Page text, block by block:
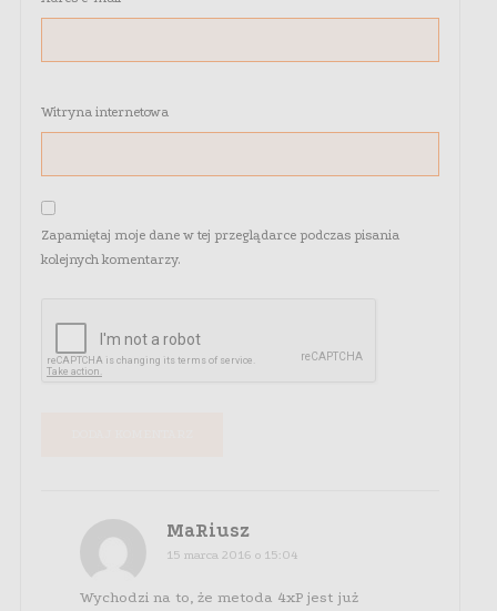
Witryna internetowa
Zapamiętaj moje dane w tej przeglądarce podczas pisania
kolejnych komentarzy.
MaRiusz
15 marca 2016 o 15:04
Wychodzi na to, że metoda 4xP jest już